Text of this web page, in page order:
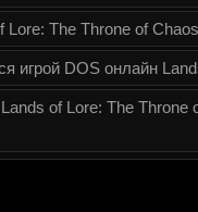
The Throne of
игрой DOS онлайн
of Lore: The Throne